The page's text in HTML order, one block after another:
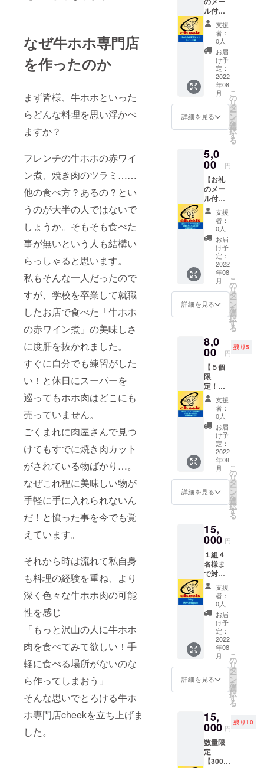
なぜ牛ホホ専門店
を作ったのか
まず皆様、牛ホホといった
らどんな料理を思い浮かべ
ますか？
フレンチの牛ホホの赤ワイ
ン煮、焼き肉のツラミ……
他の食べ方？あるの？とい
うのが大半の人ではないで
しょうか。そもそも食べた
事が無いという人も結構い
らっしゃると思います。
私もそんな一人だったので
すが、学校を卒業して就職
したお店で食べた「牛ホホ
の赤ワイン煮」の美味しさ
に度肝を抜かれました。
すぐに自分でも練習がした
い！と休日にスーパーを
巡ってもホホ肉はどこにも
売っていません。
ごくまれに肉屋さんで見つ
けてもすでに焼き肉カット
がされている物ばかり…。
なぜこれ程に美味しい物が
手軽に手に入れられないん
だ！と憤った事を今でも覚
えています。
それから時は流れて私自身
も料理の経験を重ね、より
深く色々な牛ホホ肉の可能
性を感じ
「もっと沢山の人に牛ホホ
肉を食べてみて欲しい！手
軽に食べる場所がないのな
ら作ってしまおう」
そんな思いでとろける牛ホ
ホ専門店cheekを立ち上げま
した。
ラ」の
レシピ
を
CAMPF
IRE限定
でお伝
えしま
す ホホ
肉は手
に入り
にくい
ので
ベーコ
こ以外
は全て
同じ 簡
単にプ
ロの味
を自宅
で再現
してみ
ません
か？
ル付
き】 お
客様か
ら好評
を頂い
ている
cheek
小林の
手作り
スイー
ツ そん
な手作
りス
イーツ
らスパ
イスバ
スク
チーズ
ケーキ
とガ
トー
ショコ
ラのレ
シピを
CAMPF
IRE限定
でお伝
えしま
す 簡単
にプロ
の味を
せん
か？
支援
者：
0人
お届
け予
定：
2022
年08
月
詳細を見る
こ
の
リ
タ
ー
ン
を
選
択
す
る
5,0
00 円
【お礼
のメー
ル付
き】 店
内イン
テリア
の六画
鏡に支
援者と
してお
名前を
１年間
掲載し
ます 記
載した
いお名
Ｎ可）
を備考
に記載
をお願
い致し
ます ※
公序良
俗に反
する内
容はご
遠慮下
さい
支援
者：
0人
お届
け予
定：
2022
年08
月
詳細を見る
こ
の
リ
タ
ー
ン
を
選
択
す
る
8,0
00 円
残り5
【５個
限
定！】
【お礼
のメー
ル付
き】 店
内イン
テリア
の六角
鏡に、
ご指定
頂いた
文言を
１年間
掲載致
内容は
御支援
者様に
お任せ
当店へ
の応援
メッ
セージ
は勿
論、趣
味友募
集や川
柳･ポエ
ムと
いった
内容で
も構い
接書い
て頂い
ても内
容を
メール
で送っ
支援
者：
0人
お届
け予
定：
2022
年08
月
詳細を見る
こ
の
リ
タ
ー
ン
を
選
択
す
る
15,
000 円
１組４
名様ま
で対
応！ 時
間制限
無し
【最大
数万円
お得に
も】 ホ
ホ肉と
相性の
良いク
ラフト
ビール
やワイ
み放題
１～２
名様の
場合
シャン
パンを
支援
者：
0人
お届
け予
定：
2022
年08
月
詳細を見る
こ
の
リ
タ
ー
ン
を
選
択
す
る
15,
000 円
残り10
数量限
定
【3000